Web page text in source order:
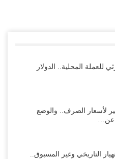
للعملة المحلية.. الدولار
لأسعار الصرف.. والوضع
عن…
التاريخي وغير المسبوق..